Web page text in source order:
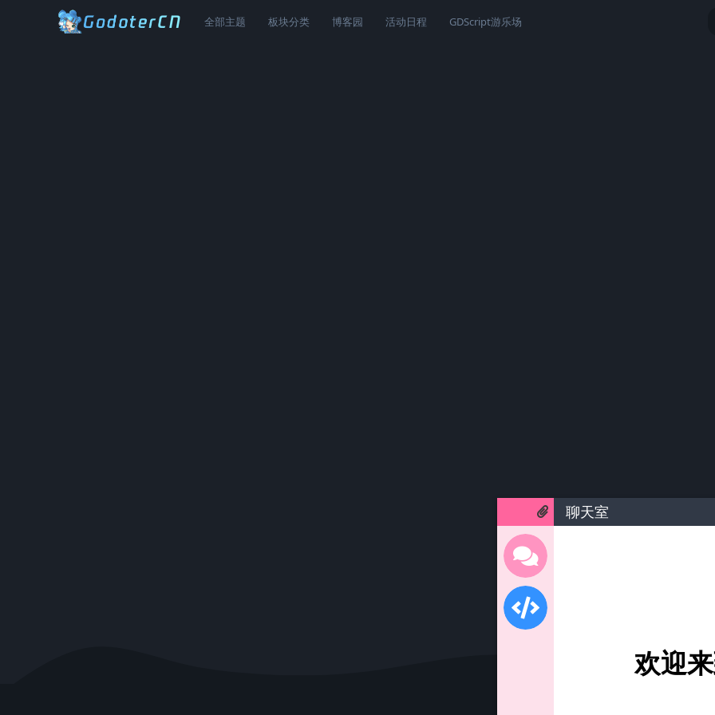
全部主题 板块分类 博客园 活动日程 GDScript游乐场
聊天室
欢迎